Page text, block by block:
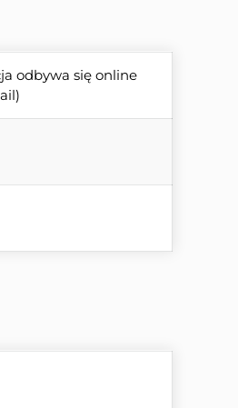
odbywa się online